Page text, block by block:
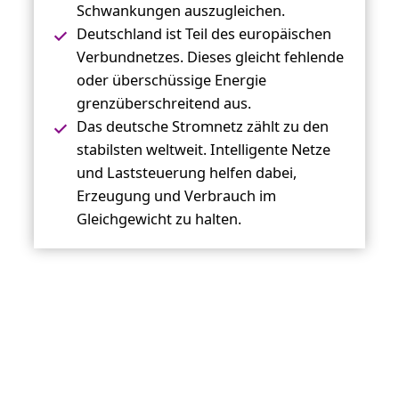
Schwankungen auszugleichen.
Deutschland ist Teil des europäischen
Verbundnetzes. Dieses gleicht fehlende
oder überschüssige Energie
grenzüberschreitend aus.
Das deutsche Stromnetz zählt zu den
stabilsten weltweit. Intelligente Netze
und Laststeuerung helfen dabei,
Erzeugung und Verbrauch im
Gleichgewicht zu halten.